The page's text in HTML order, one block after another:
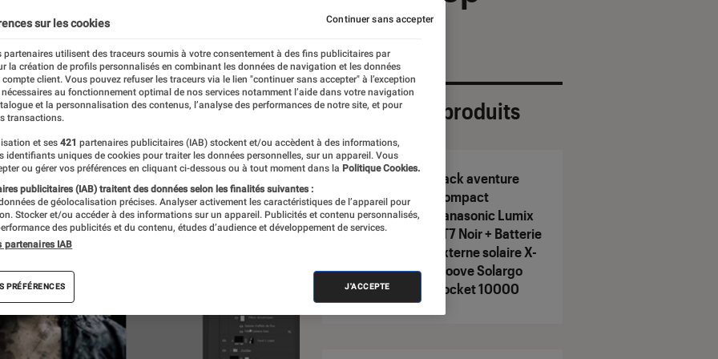
Sélection de produits
Pack aventure
Compact
Panasonic Lumix
FT7 Noir + Batterie
externe solaire X-
Moove Solargo
Pocket 10000
sur les cookies
partenaires utilisent des traceurs soumis à votre consentement à des fins publicitaires par
la création de profils personnalisés en combinant les données de navigation et les données
client. Vous pouvez refuser les traceurs via le lien "continuer sans accepter" à l’exception
au fonctionnement optimal de nos services notamment l’aide dans votre navigation
et la personnalisation des contenus, l’analyse des performances de notre site, et pour
transactions.
et ses 421 partenaires publicitaires (IAB) stockent et/ou accèdent à des informations,
identifiants uniques de cookies pour traiter les données personnelles, sur un appareil. Vous
ou gérer vos préférences en cliquant ci-dessous ou à tout moment dans la Politique Cookies.
publicitaires (IAB) traitent des données selon les finalités suivantes :
de géolocalisation précises. Analyser activement les caractéristiques de l’appareil pour
Stocker et/ou accéder à des informations sur un appareil. Publicités et contenu personnalisés,
des publicités et du contenu, études d’audience et développement de services.
partenaires IAB
PRÉFÉRENCES J'ACCEPTE
Continuer sans accepter